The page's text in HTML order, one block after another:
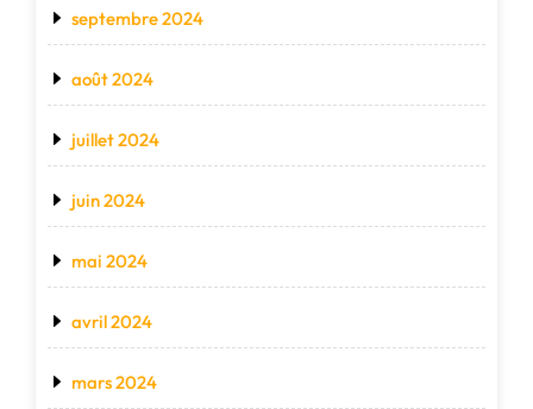
septembre 2024
août 2024
juillet 2024
juin 2024
mai 2024
avril 2024
mars 2024